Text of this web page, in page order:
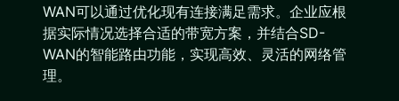
WAN可以通过优化现有连接满足需求。企业应根
据实际情况选择合适的带宽方案，并结合SD-
WAN的智能路由功能，实现高效、灵活的网络管
理。